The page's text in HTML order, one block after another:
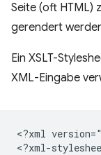
Seite (oft HTML)
gerendert
Ein XSLT-
XML-Eingabe
<?xml
<?xml-